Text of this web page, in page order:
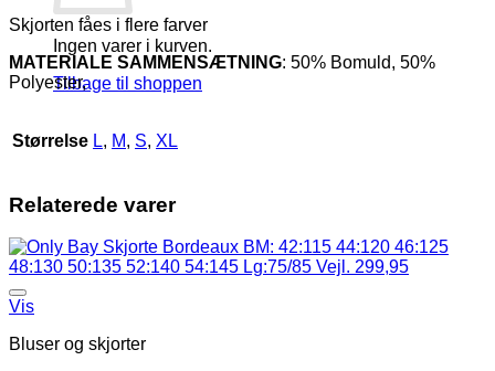
Ingen varer i kurven.
Tilbage til shoppen
Skjorten fåes i flere farver
MATERIALE SAMMENSÆTNING: 50% Bomuld, 50%
Polyester,
Størrelse L, M, S, XL
Relaterede varer
Vis
Bluser og skjorter